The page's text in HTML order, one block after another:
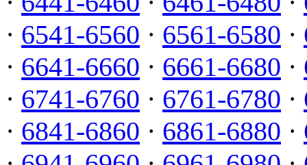
· 6541-6560 · 6561-6580 ·
· 6641-6660 · 6661-6680 ·
· 6741-6760 · 6761-6780 ·
· 6841-6860 · 6861-6880 ·